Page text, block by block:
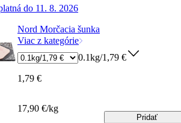
do 11. 8. 2026
Nord Morčacia šunka
Viac z kategórie
0.1kg/1,79 €
1,79 €
17,90 €/kg
Pridať